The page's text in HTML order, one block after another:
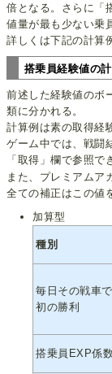
倍となる。さらに「
値量が最も少ない乗
詳しくは下記の計算
搭乗員経験値の
前述した経験値のボ
類に分かれる。
計算例は素の取得経
ゲーム中では、戦闘
「取得」欄で参照で
また、プレミアムア
全ての補正はこの値
加算型
種別
毎日その戦車
初の勝利
搭乗員EXP係